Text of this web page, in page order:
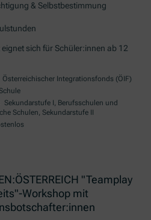
& Selbstbestimmung
sich für Schüler:innen ab 12
Österreichischer Integrationsfonds (ÖIF)
Sekundarstufe I, Berufsschulen und
Schulen, Sekundarstufe II
"Teamplay
Workshop mit